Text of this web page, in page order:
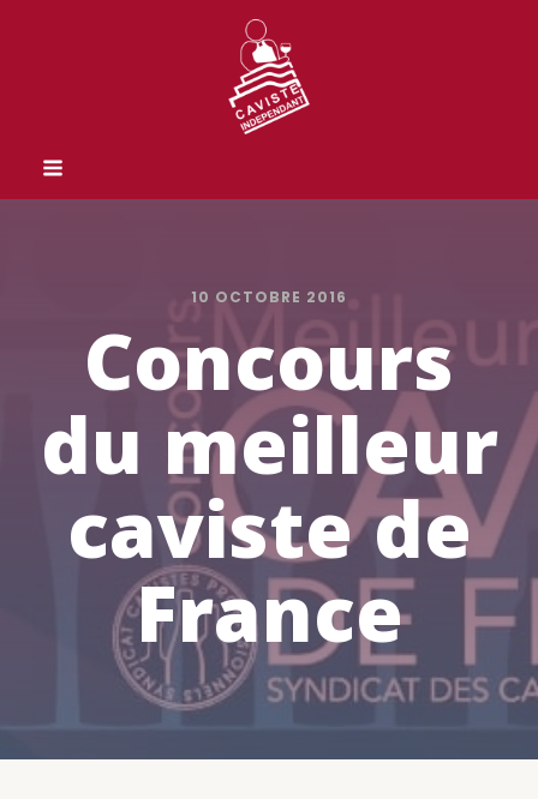
10 OCTOBRE 2016
Concours
du meilleur
caviste de
France